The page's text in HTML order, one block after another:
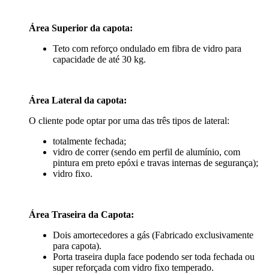
Área Superior da capota:
Teto com reforço ondulado em fibra de vidro para
capacidade de até 30 kg.
Área Lateral da capota:
O cliente pode optar por uma das três tipos de lateral:
totalmente fechada;
vidro de correr (sendo em perfil de alumínio, com
pintura em preto epóxi e travas internas de segurança);
vidro fixo.
Área Traseira da Capota:
Dois amortecedores a gás (Fabricado exclusivamente
para capota).
Porta traseira dupla face podendo ser toda fechada ou
super reforçada com vidro fixo temperado.